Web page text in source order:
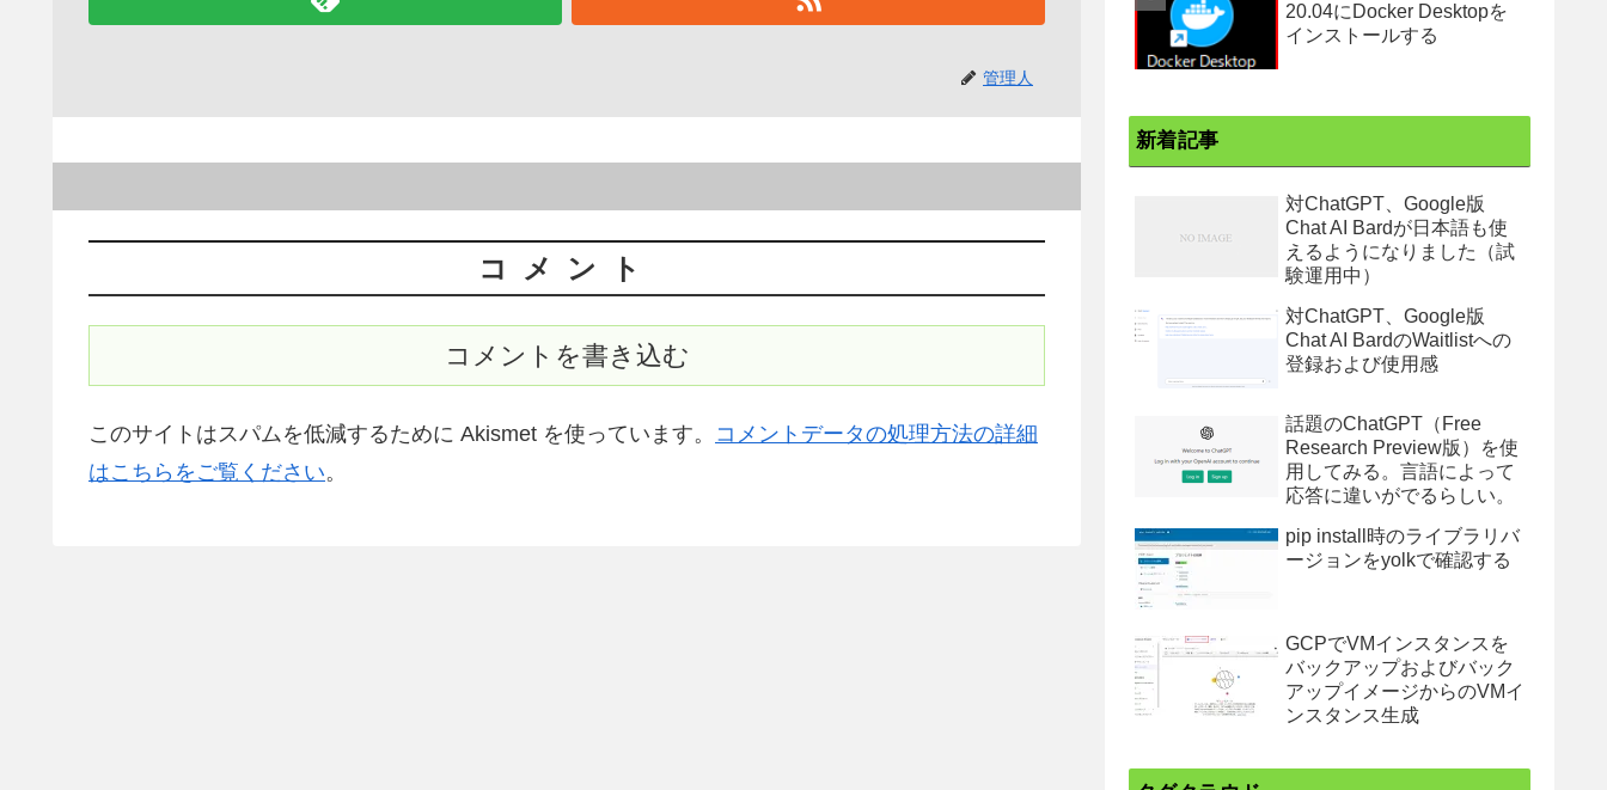
管理人
コメント
コメントを書き込む
このサイトはスパムを低減するために Akismet を使っています。 コメントデータの処理方法の詳細
はこちらをご覧ください。
20.04にDocker Desktopを
インストールする
新着記事
対ChatGPT、Google版
Chat AI Bardが日本語も使
えるようになりました（試
験運用中）
対ChatGPT、Google版
Chat AI BardのWaitlistへの
登録および使用感
話題のChatGPT（Free
Research Preview版）を使
用してみる。言語によって
応答に違いがでるらしい。
pip install時のライブラリバ
ージョンをyolkで確認する
GCPでVMインスタンスを
バックアップおよびバック
アップイメージからのVMイ
ンスタンス生成